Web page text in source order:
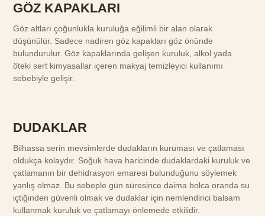
GÖZ KAPAKLARI
Göz altları çoğunlukla kuruluğa eğilimli bir alan olarak
düşünülür. Sadece nadiren göz kapakları göz önünde
bulundurulur. Göz kapaklarında gelişen kuruluk, alkol yada
öteki sert kimyasallar içeren makyaj temizleyici kullanımı
sebebiyle gelişir.
DUDAKLAR
Bilhassa serin mevsimlerde dudakların kuruması ve çatlaması
oldukça kolaydır. Soğuk hava haricinde dudaklardaki kuruluk ve
çatlamanın bir dehidrasyon emaresi bulunduğunu söylemek
yanlış olmaz. Bu sebeple gün süresince daima bolca oranda su
içtiğinden güvenli olmak ve dudaklar için nemlendirici balsam
kullanmak kuruluk ve çatlamayı önlemede etkilidir.